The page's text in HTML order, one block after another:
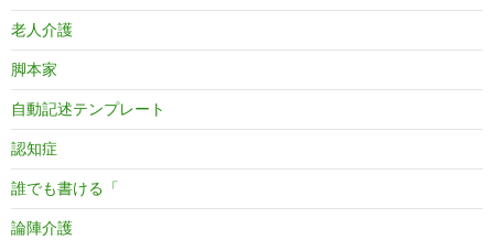
老人介護
脚本家
自動記述テンプレート
認知症
誰でも書ける「
論陣介護